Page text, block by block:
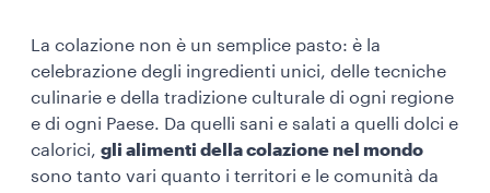
La colazione non è un semplice pasto: è la
celebrazione degli ingredienti unici, delle tecniche
culinarie e della tradizione culturale di ogni regione
e di ogni Paese. Da quelli sani e salati a quelli dolci e
calorici, gli alimenti della colazione nel mondo
sono tanto vari quanto i territori e le comunità da